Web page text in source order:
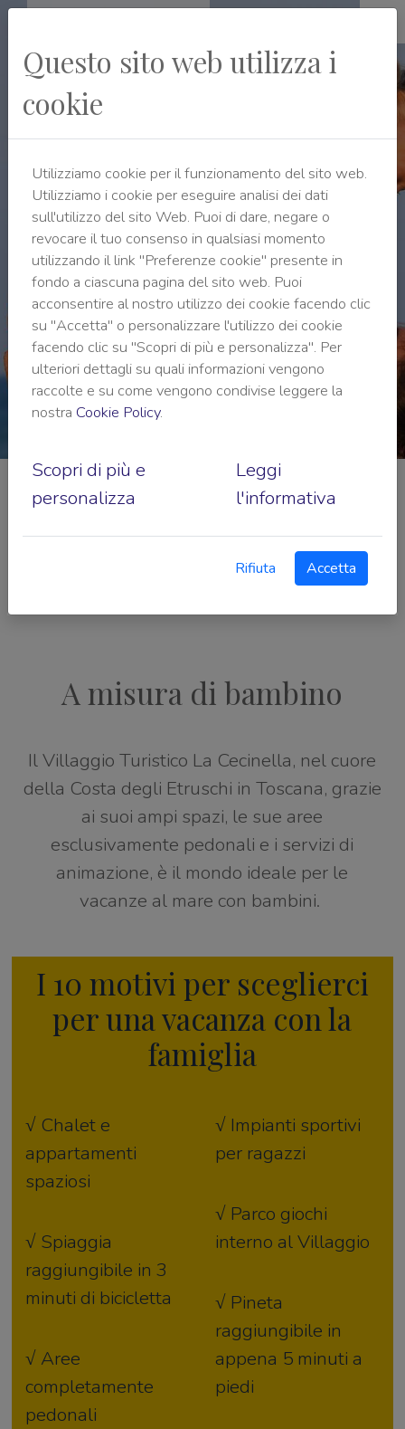
Marina di Cecina
Family & Kids
A misura di bambino
Il Villaggio Turistico La Cecinella, nel cuore
della Costa degli Etruschi in Toscana, grazie
ai suoi ampi spazi, le sue aree
esclusivamente pedonali e i servizi di
animazione, è il mondo ideale per le
vacanze al mare con bambini.
I 10 motivi per sceglierci
per una vacanza con la
famiglia
√ Chalet e
appartamenti
spaziosi
√ Spiaggia
raggiungibile in 3
minuti di bicicletta
√ Aree
completamente
pedonali
√ Impianti sportivi
per ragazzi
√ Parco giochi
interno al Villaggio
√ Pineta
raggiungibile in
appena 5 minuti a
piedi
Questo sito web utilizza i
cookie
Utilizziamo cookie per il funzionamento del sito web.
Utilizziamo i cookie per eseguire analisi dei dati
sull'utilizzo del sito Web. Puoi di dare, negare o
revocare il tuo consenso in qualsiasi momento
utilizzando il link "Preferenze cookie" presente in
fondo a ciascuna pagina del sito web. Puoi
acconsentire al nostro utilizzo dei cookie facendo clic
su "Accetta" o personalizzare l'utilizzo dei cookie
facendo clic su "Scopri di più e personalizza". Per
ulteriori dettagli su quali informazioni vengono
raccolte e su come vengono condivise leggere la
nostra Cookie Policy.
Scopri di più e
personalizza
Leggi
l'informativa
Rifiuta Accetta